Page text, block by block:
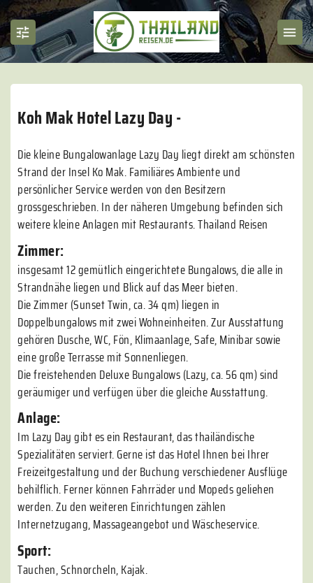
Koh Mak Hotel Lazy Day -
Die kleine Bungalowanlage Lazy Day liegt direkt am schönsten
Strand der Insel Ko Mak. Familiäres Ambiente und
persönlicher Service werden von den Besitzern
grossgeschrieben. In der näheren Umgebung befinden sich
weitere kleine Anlagen mit Restaurants. Thailand Reisen
Zimmer:
insgesamt 12 gemütlich eingerichtete Bungalows, die alle in
Strandnähe liegen und Blick auf das Meer bieten.
Die Zimmer (Sunset Twin, ca. 34 qm) liegen in
Doppelbungalows mit zwei Wohneinheiten. Zur Ausstattung
gehören Dusche, WC, Fön, Klimaanlage, Safe, Minibar sowie
eine große Terrasse mit Sonnenliegen.
Die freistehenden Deluxe Bungalows (Lazy, ca. 56 qm) sind
geräumiger und verfügen über die gleiche Ausstattung.
Anlage:
Im Lazy Day gibt es ein Restaurant, das thailändische
Spezialitäten serviert. Gerne ist das Hotel Ihnen bei Ihrer
Freizeitgestaltung und der Buchung verschiedener Ausflüge
behilflich. Ferner können Fahrräder und Mopeds geliehen
werden. Zu den weiteren Einrichtungen zählen
Internetzugang, Massageangebot und Wäscheservice.
Sport:
Tauchen, Schnorcheln, Kajak.